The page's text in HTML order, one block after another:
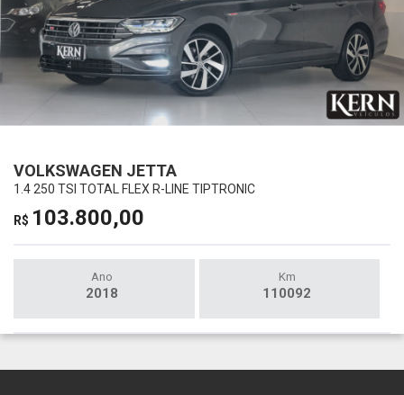
VOLKSWAGEN JETTA
1.4 250 TSI TOTAL FLEX R-LINE TIPTRONIC
R$ 103.800,00
Ano
2018
Km
110092